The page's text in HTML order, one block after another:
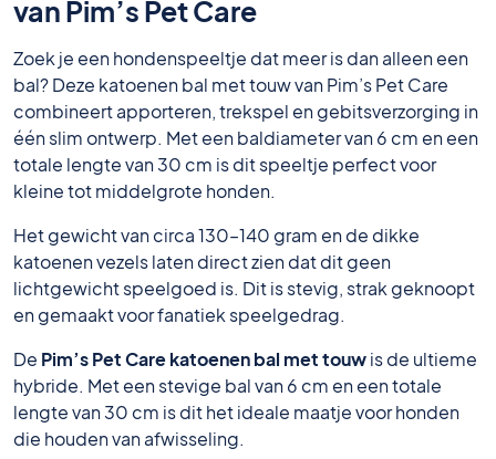
van Pim’s Pet Care
Zoek je een hondenspeeltje dat meer is dan alleen een
bal? Deze katoenen bal met touw van Pim’s Pet Care
combineert apporteren, trekspel en gebitsverzorging in
één slim ontwerp. Met een baldiameter van 6 cm en een
totale lengte van 30 cm is dit speeltje perfect voor
kleine tot middelgrote honden.
Het gewicht van circa 130–140 gram en de dikke
katoenen vezels laten direct zien dat dit geen
lichtgewicht speelgoed is. Dit is stevig, strak geknoopt
en gemaakt voor fanatiek speelgedrag.
De Pim’s Pet Care katoenen bal met touwis de ultieme
hybride. Met een stevige bal van 6 cm en een totale
lengte van 30 cm is dit het ideale maatje voor honden
die houden van afwisseling.